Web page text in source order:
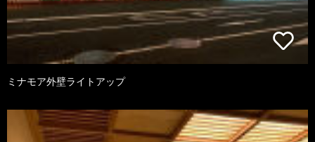
ミナモア外壁ライトアップ